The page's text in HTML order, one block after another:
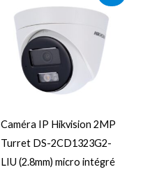
Caméra IP Hikvision 2MP
Turret DS-2CD1323G2-
LIU (2.8mm) micro intégré
était :
79.90 €.
est :
67.90 €.